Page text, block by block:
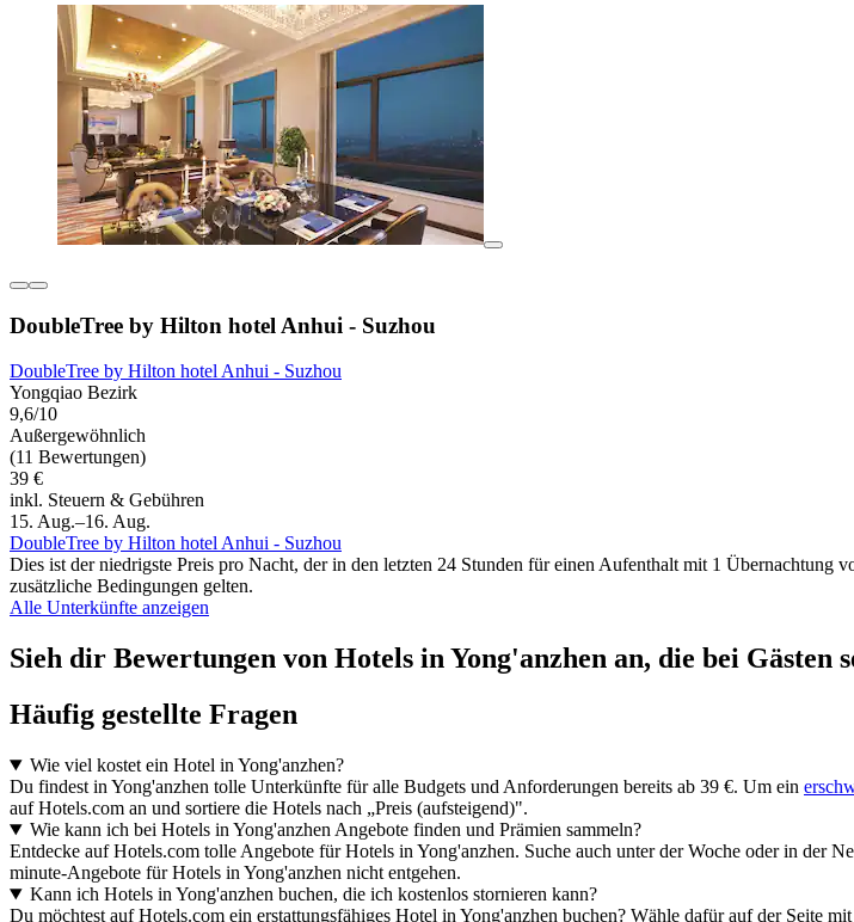
DoubleTree by Hilton hotel Anhui - Suzhou
DoubleTree by Hilton hotel Anhui - Suzhou
Yongqiao Bezirk
9,6/10
Außergewöhnlich
(11 Bewertungen)
39 €
inkl. Steuern & Gebühren
15. Aug.–16. Aug.
DoubleTree by Hilton hotel Anhui - Suzhou
Dies ist der niedrigste Preis pro Nacht, der in den letzten 24 Stunden für einen Aufenthalt mit 1 Übernachtung
zusätzliche Bedingungen gelten.
Alle Unterkünfte anzeigen
Sieh dir Bewertungen von Hotels in Yong'anzhen an, die bei Gästen
Häufig gestellte Fragen
Wie viel kostet ein Hotel in Yong'anzhen?
Du findest in Yong'anzhen tolle Unterkünfte für alle Budgets und Anforderungen bereits ab 39 €. Um ein
auf Hotels.com an und sortiere die Hotels nach „Preis (aufsteigend)".
Wie kann ich bei Hotels in Yong'anzhen Angebote finden und Prämien sammeln?
Entdecke auf Hotels.com tolle Angebote für Hotels in Yong'anzhen. Suche auch unter der Woche oder in der
minute-Angebote für Hotels in Yong'anzhen nicht entgehen.
Kann ich Hotels in Yong'anzhen buchen, die ich kostenlos stornieren kann?
Du möchtest auf Hotels.com ein erstattungsfähiges Hotel in Yong'anzhen buchen? Wähle dafür auf der Seite